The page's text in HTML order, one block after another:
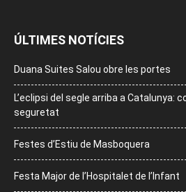
ÚLTIMES NOTÍCIES
Duana Suites Salou obre les portes
L’eclipsi del segle arriba a Catalunya:
seguretat
Festes d’Estiu de Masboquera
Festa Major de l’Hospitalet de l’Infant